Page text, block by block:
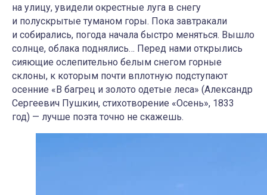
на улицу, увидели окрестные луга в снегу
и полускрытые туманом горы. Пока завтракали
и собирались, погода начала быстро меняться. Вышло
солнце, облака поднялись… Перед нами открылись
сияющие ослепительно белым снегом горные
склоны, к которым почти вплотную подступают
осенние «В багрец и золото одетые леса» (Александр
Сергеевич Пушкин, стихотворение «Осень», 1833
год) — лучше поэта точно не скажешь.